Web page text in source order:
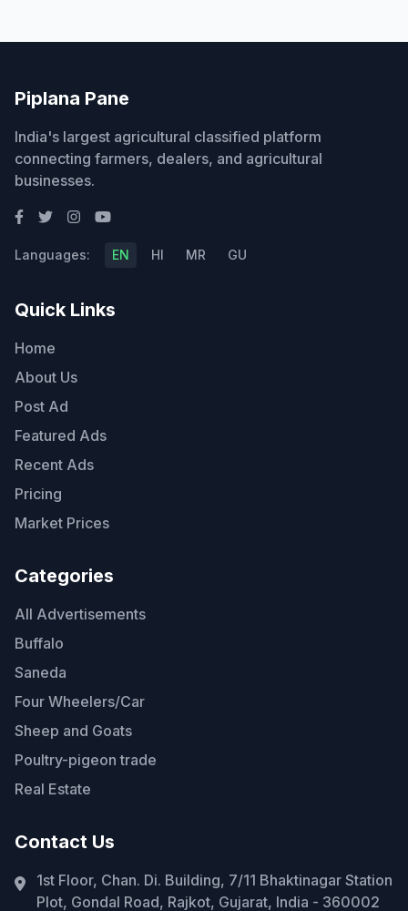
Piplana Pane
India's largest agricultural classified platform
connecting farmers, dealers, and agricultural
businesses.
Languages: EN HI MR GU
Quick Links
Home
About Us
Post Ad
Featured Ads
Recent Ads
Pricing
Market Prices
Categories
All Advertisements
Buffalo
Saneda
Four Wheelers/Car
Sheep and Goats
Poultry-pigeon trade
Real Estate
Contact Us
1st Floor, Chan. Di. Building, 7/11 Bhaktinagar Station
Plot, Gondal Road, Rajkot, Gujarat, India - 360002